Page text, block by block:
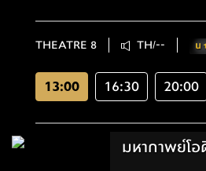
THEATRE 8 TH/--
13:00 16:30 20:00
มหากาพย์โ